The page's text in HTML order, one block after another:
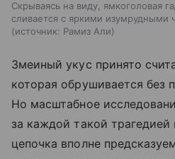
Скрываясь на виду, ямкоголовая
сливается с яркими изумрудными
источник: Рамиз Али
Змеиный укус принято
которая обрушивается без
Но масштабное
за каждой такой трагедией
цепочка вполне